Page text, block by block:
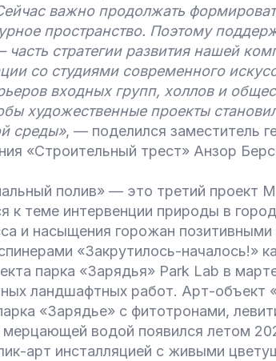
важно продолжать
пространство. Поэтому
часть стратегии развития нашей
со студиями современного
входных групп, холлов и
художественные проекты
среды», — поделился заместитель
«Строительный трест» Анзор
полив» — это третий проект
к теме интервенции природы в
и насыщения горожан
«Закрутилось-началось!»
парка «Зарядья» Park Lab в
ландшафтных работ. Арт-объект
«Зарядье» с фитотронами,
водой появился летом
арт инсталляцией с живыми